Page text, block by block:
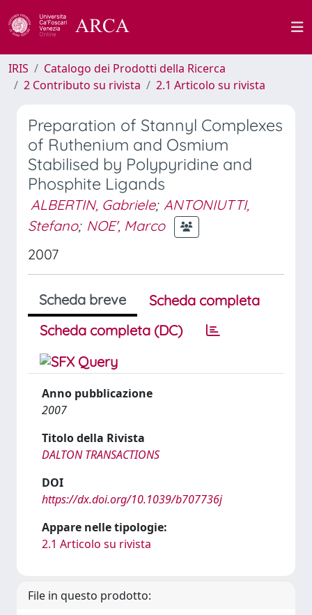
IRIS
Catalogo dei Prodotti della Ricerca
2 Contributo su rivista
2.1 Articolo su rivista
Preparation of Stannyl Complexes
of Ruthenium and Osmium
Stabilised by Polypyridine and
Phosphite Ligands
ALBERTIN, Gabriele; ANTONIUTTI,
Stefano; NOE', Marco
2007
Scheda breve
Scheda completa
Scheda completa (DC)
Anno pubblicazione
2007
Titolo della Rivista
DALTON TRANSACTIONS
DOI
https://dx.doi.org/10.1039/b707736j
Appare nelle tipologie:
2.1 Articolo su rivista
File in questo prodotto: